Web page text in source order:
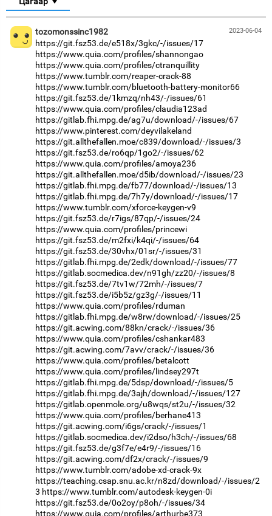
2023-06-04
tozomonssinc1982
https://git.fsz53.de/e518x/3gkc/-/issues/17
https://www.quia.com/profiles/shannongao
https://www.quia.com/profiles/ctranquillity
https://www.tumblr.com/reaper-crack-88
https://www.tumblr.com/bluetooth-battery-monitor66
https://git.fsz53.de/1kmzq/nh43/-/issues/61
https://www.quia.com/profiles/claudia123ad
https://gitlab.fhi.mpg.de/ag7u/download/-/issues/67
https://www.pinterest.com/deyvilakeland
https://git.allthefallen.moe/c839/download/-/issues/3
https://git.fsz53.de/ro6qp/1go2/-/issues/62
https://www.quia.com/profiles/amoya236
https://git.allthefallen.moe/d5ib/download/-/issues/23
https://gitlab.fhi.mpg.de/fb77/download/-/issues/13
https://gitlab.fhi.mpg.de/7h7y/download/-/issues/17
https://www.tumblr.com/xforce-keygen-v9
https://git.fsz53.de/r7igs/87qp/-/issues/24
https://www.quia.com/profiles/princewi
https://git.fsz53.de/m2fxi/k4qi/-/issues/64
https://git.fsz53.de/30vhx/01sr/-/issues/31
https://gitlab.fhi.mpg.de/2edk/download/-/issues/77
https://gitlab.socmedica.dev/n91gh/zz20/-/issues/8
https://git.fsz53.de/7tv1w/72mh/-/issues/7
https://git.fsz53.de/i5b5z/gz3g/-/issues/11
https://www.quia.com/profiles/rduman
https://gitlab.fhi.mpg.de/w8rw/download/-/issues/25
https://git.acwing.com/88kn/crack/-/issues/36
https://www.quia.com/profiles/cshankar483
https://git.acwing.com/7avv/crack/-/issues/36
https://www.quia.com/profiles/betalcott
https://www.quia.com/profiles/lindsey297t
https://gitlab.fhi.mpg.de/5dsp/download/-/issues/5
https://gitlab.fhi.mpg.de/3ajh/download/-/issues/127
https://gitlab.openmole.org/u8wqs/st2u/-/issues/32
https://www.quia.com/profiles/berhane413
https://git.acwing.com/i6gs/crack/-/issues/1
https://gitlab.socmedica.dev/i2dso/h3ch/-/issues/68
https://git.fsz53.de/g3f7e/e4r9/-/issues/16
https://git.acwing.com/df2x/crack/-/issues/9
https://www.tumblr.com/adobe-xd-crack-9x
https://teaching.csap.snu.ac.kr/n8zd/download/-/issues/2
3 https://www.tumblr.com/autodesk-keygen-0i
https://git.fsz53.de/0o2oy/p8oh/-/issues/34
https://www.quia.com/profiles/arthurbe373